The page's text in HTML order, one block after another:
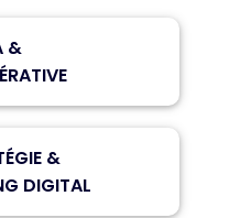
&
&
DIGITAL